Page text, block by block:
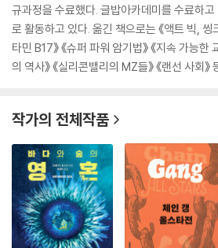
규과정을 수료했다. 글밥아카데미를 수료하
로 활동하고 있다. 옮긴 책으로는 《액트 빅, 씽
타민 B17》 《슈퍼 파워 암기법》 《지속 가능한
의 역사》 《실리콘밸리의 MZ들》 《랜선 사회》
작가의 전체작품